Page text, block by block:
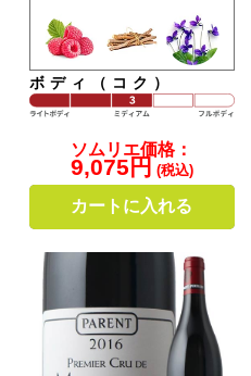
ボディ（コク）
ソムリエ価格：
9,075円 (税込)
カートに入れる